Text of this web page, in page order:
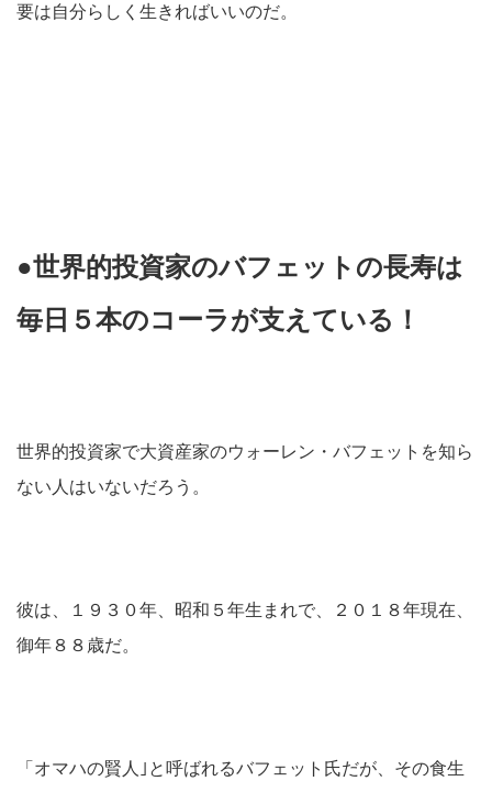
要は自分らしく生きればいいのだ。
●世界的投資家のバフェットの長寿は
毎日５本のコーラが支えている！
世界的投資家で大資産家のウォーレン・バフェットを知ら
ない人はいないだろう。
彼は、１９３０年、昭和５年生まれで、２０１８年現在、
御年８８歳だ。
「オマハの賢人｣と呼ばれるバフェット氏だが、その食生